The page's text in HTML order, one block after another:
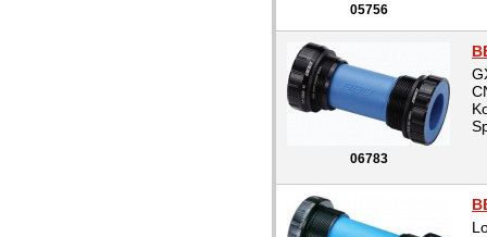
05756
06783